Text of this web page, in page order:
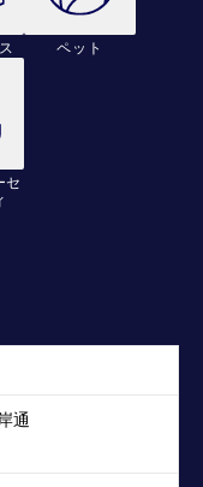
ペット
セ
通